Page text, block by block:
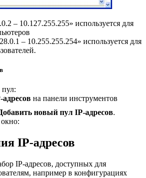
– 10.127.255.255» используется для
– 10.255.255.254» используется для
на панели инструментов
новый пул IP-адресов.
IP-адресов
IP-адресов, доступных для
например в конфигурациях